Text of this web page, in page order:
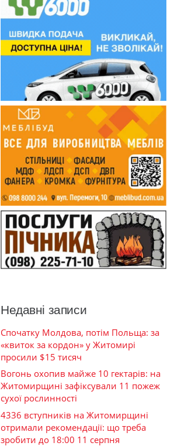
Недавні записи
Спочатку Молдова, потім Польща: за
«квиток за кордон» у Житомирі
просили $15 тисяч
Вогонь охопив майже 10 гектарів: на
Житомирщині зафіксували 11 пожеж
сухої рослинності
4336 вступників на Житомирщині
отримали рекомендації: що треба
зробити до 18:00 11 серпня